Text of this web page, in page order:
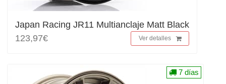
Japan Racing JR11 Multianclaje Matt Black
123,97€
Ver detalles
7 días